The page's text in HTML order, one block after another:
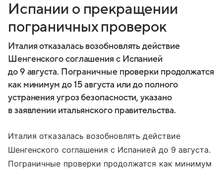
Испании о прекращении
пограничных проверок
Италия отказалась возобновлять действие
Шенгенского соглашения с Испанией
до 9 августа. Пограничные проверки продолжатся
как минимум до 15 августа или до полного
устранения угроз безопасности, указано
в заявлении итальянского правительства.
Италия отказалась возобновлять действие
Шенгенского соглашения с Испанией до 9 августа.
Пограничные проверки продолжатся как минимум